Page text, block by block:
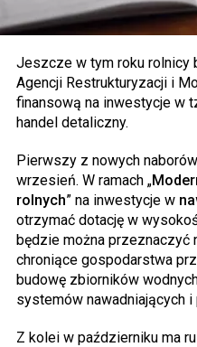
Jeszcze w tym roku rolnicy
Agencji Restrukturyzacji i
finansową na inwestycje w
handel detaliczny.
Pierwszy z nowych
wrzesień. W ramach „
rolnych” na inwestycje w
otrzymać dotację w
będzie można przeznaczyć
chroniące gospodarstwa
budowę zbiorników
systemów nawadniających i
Z kolei w październiku ma